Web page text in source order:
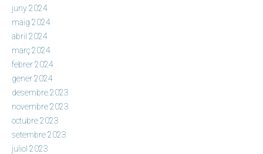
juny 2024
maig 2024
abril 2024
març 2024
febrer 2024
gener 2024
desembre 2023
novembre 2023
octubre 2023
setembre 2023
juliol 2023